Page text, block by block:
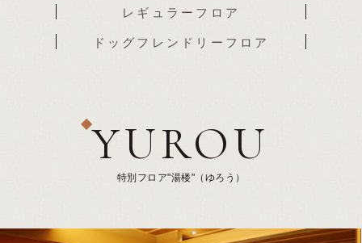
レギュラー フロア
ドッグフレンドリー フロア
YUROU
特別フロア"湯楼"（ゆろう）